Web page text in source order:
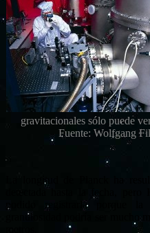
gravitacionales sólo puede
Fuente: Wolfgang
La longitud de Planck ha
detectada hasta la fecha,
podido registrarla porque la
granulosidad podría ser mucho